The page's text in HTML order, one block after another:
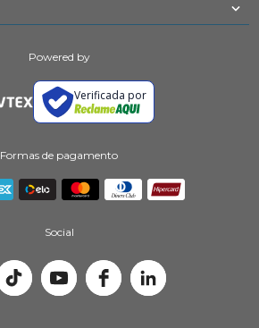
Powered by
Verificada por
Formas de pagamento
Social